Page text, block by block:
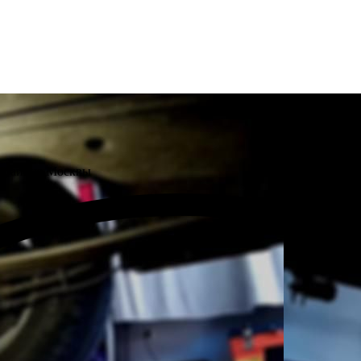
районе Москвы